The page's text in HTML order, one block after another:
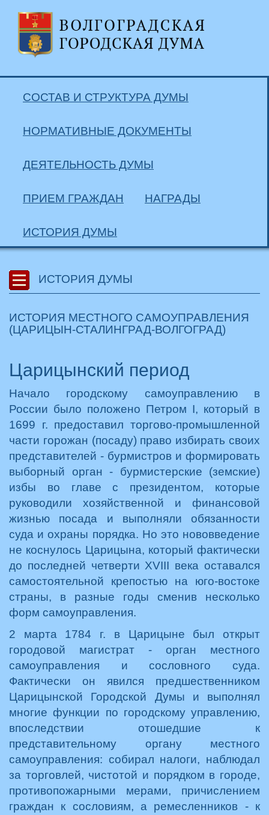
СОСТАВ И СТРУКТУРА ДУМЫ
НОРМАТИВНЫЕ ДОКУМЕНТЫ
ДЕЯТЕЛЬНОСТЬ ДУМЫ
ПРИЕМ ГРАЖДАН НАГРАДЫ
ИСТОРИЯ ДУМЫ
ИСТОРИЯ ДУМЫ
ИСТОРИЯ МЕСТНОГО САМОУПРАВЛЕНИЯ
(ЦАРИЦЫН-СТАЛИНГРАД-ВОЛГОГРАД)
Царицынский период
Начало городскому самоуправлению в
России было положено Петром I, который в
1699 г. предоставил торгово-промышленной
части горожан (посаду) право избирать своих
представителей - бурмистров и формировать
выборный орган - бурмистерские (земские)
избы во главе с президентом, которые
руководили хозяйственной и финансовой
жизнью посада и выполняли обязанности
суда и охраны порядка. Но это нововведение
не коснулось Царицына, который фактически
до последней четверти XVIII века оставался
самостоятельной крепостью на юго-востоке
страны, в разные годы сменив несколько
форм самоуправления.
2 марта 1784 г. в Царицыне был открыт
городовой магистрат - орган местного
самоуправления и сословного суда.
Фактически он явился предшественником
Царицынской Городской Думы и выполнял
многие функции по городскому управлению,
впоследствии отошедшие к
представительному органу местного
самоуправления: собирал налоги, наблюдал
за торговлей, чистотой и порядком в городе,
противопожарными мерами, причислением
граждан к сословиям, а ремесленников - к